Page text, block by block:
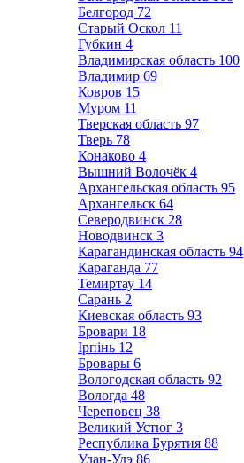
Белгород 72
Старый Оскол 11
Губкин 4
Владимирская область 100
Владимир 69
Ковров 15
Муром 11
Тверская область 97
Тверь 78
Конаково 4
Вышний Волочёк 4
Архангельская область 95
Архангельск 64
Северодвинск 28
Новодвинск 3
Карагандинская область 94
Караганда 77
Темиртау 14
Сарань 2
Киевская область 93
Бровари 18
Ірпінь 12
Бровары 6
Вологодская область 92
Вологда 48
Череповец 38
Великий Устюг 3
Республика Бурятия 88
Улан-Удэ 86